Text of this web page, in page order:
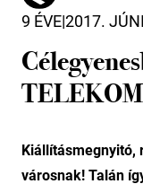
9 ÉVE|2017.
Kiállításmegnyitó,
városnak! Talán